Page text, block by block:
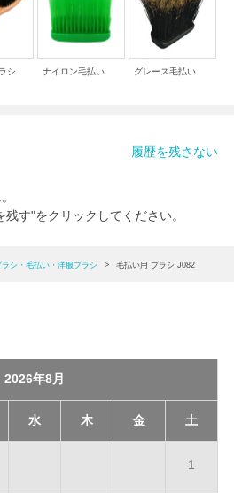
シ ナイロン毛払い グレース毛払い
履歴を残さない
す"をクリックしてください。
ラシ・毛払い・洋服ブラシ > 毛払い用 ブラシ J082
2026年8月
水 木 金 土
1